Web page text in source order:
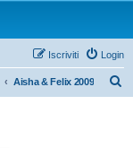
Login
Iscriviti
Aisha & Felix 2009